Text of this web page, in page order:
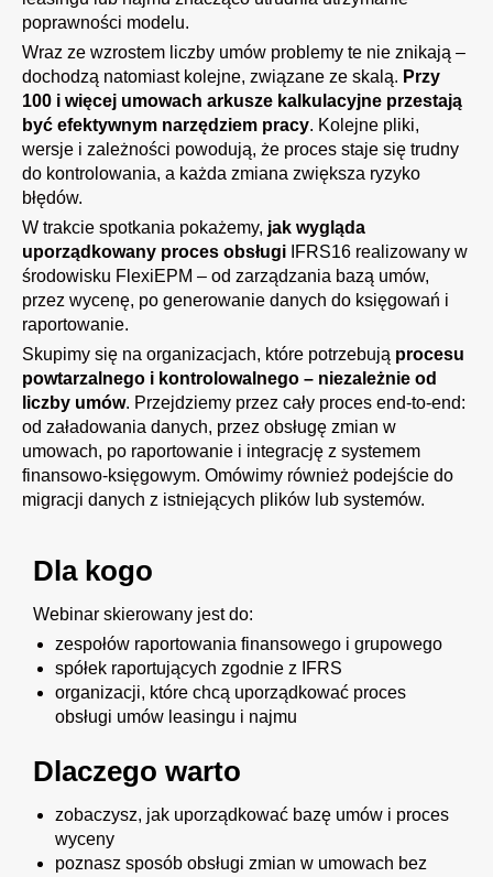
poprawności modelu.
Wraz ze wzrostem liczby umów problemy te nie znikają –
dochodzą natomiast kolejne, związane ze skalą. Przy
100 i więcej umowach arkusze kalkulacyjne przestają
być efektywnym narzędziem pracy. Kolejne pliki,
wersje i zależności powodują, że proces staje się trudny
do kontrolowania, a każda zmiana zwiększa ryzyko
błędów.
W trakcie spotkania pokażemy, jak wygląda
uporządkowany proces obsługi IFRS16 realizowany w
środowisku FlexiEPM – od zarządzania bazą umów,
przez wycenę, po generowanie danych do księgowań i
raportowanie.
Skupimy się na organizacjach, które potrzebują procesu
powtarzalnego i kontrolowalnego – niezależnie od
liczby umów. Przejdziemy przez cały proces end-to-end:
od załadowania danych, przez obsługę zmian w
umowach, po raportowanie i integrację z systemem
finansowo-księgowym. Omówimy również podejście do
migracji danych z istniejących plików lub systemów.
Dla kogo
Webinar skierowany jest do:
zespołów raportowania finansowego i grupowego
spółek raportujących zgodnie z IFRS
organizacji, które chcą uporządkować proces
obsługi umów leasingu i najmu
Dlaczego warto
zobaczysz, jak uporządkować bazę umów i proces
wyceny
poznasz sposób obsługi zmian w umowach bez